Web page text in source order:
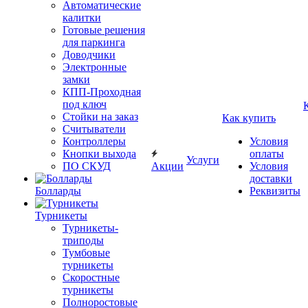
Автоматические
калитки
Готовые решения
для паркинга
Доводчики
Электронные
замки
КПП-Проходная
под ключ
Стойки на заказ
Считыватели
Контроллеры
Кнопки выхода
ПО СКУД
Болларды
Турникеты
Турникеты-
триподы
Тумбовые
турникеты
Скоростные
турникеты
Полноростовые
Акции
Услуги
Как купить
Условия
оплаты
Условия
доставки
Реквизиты